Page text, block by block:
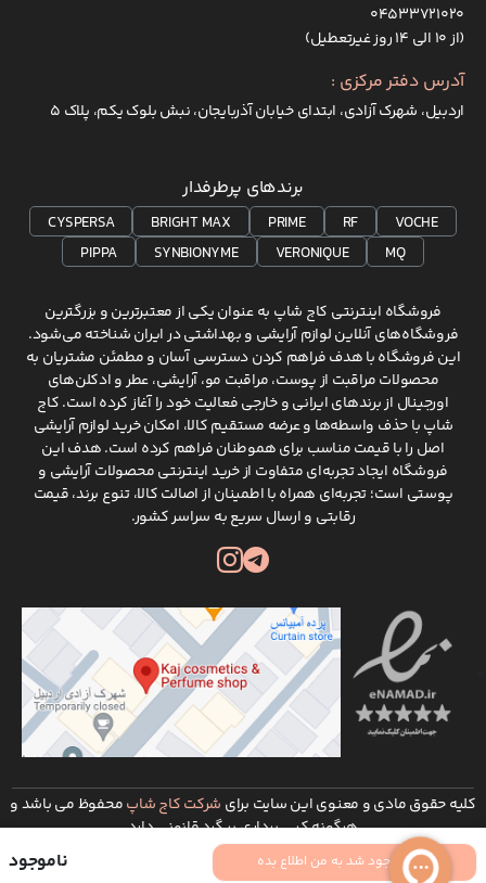
موجود شد به من اطلاع بده ناموجود
۰۴۵۳۳۷۲۱۰۲۰
(از ۱۰ الی ۱۴ روز غیرتعطیل)
آدرس دفتر مرکزی :
اردبیل، شهرک آزادی، ابتدای خیابان آذربایجان، نبش بلوک یکم، پلاک 5
برندهای پرطرفدار
VOCHE
RF
PRIME
BRIGHT MAX
CYSPERSA
MQ
VERONIQUE
SYNBIONYME
PIPPA
فروشگاه اینترنتی کاج شاپ به عنوان یکی از معتبرترین و بزرگترین
فروشگاه‌های آنلاین لوازم آرایشی و بهداشتی در ایران شناخته می‌شود.
این فروشگاه با هدف فراهم کردن دسترسی آسان و مطمئن مشتریان به
محصولات مراقبت از پوست، مراقبت مو، آرایشی، عطر و ادکلن‌های
اورجینال از برندهای ایرانی و خارجی فعالیت خود را آغاز کرده است. کاج
شاپ با حذف واسطه‌ها و عرضه مستقیم کالا، امکان خرید لوازم آرایشی
اصل را با قیمت مناسب برای هموطنان فراهم کرده است. هدف این
فروشگاه ایجاد تجربه‌ای متفاوت از خرید اینترنتی محصولات آرایشی و
پوستی است؛ تجربه‌ای همراه با اطمینان از اصالت کالا، تنوع برند، قیمت
رقابتی و ارسال سریع به سراسر کشور.
کلیه حقوق مادی و معنوی این سایت برای شرکت کاج شاپمحفوظ می باشد و
هرگونه کپی برداری پیگرد قانونی دارد
توسعه و طراحی :شرکت طراحی سایت ره وب